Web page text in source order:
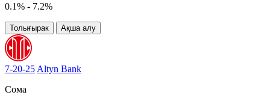
0.1% - 7.2%
Толығырак Ақша алу
7-20-25 Altyn Bank
Сома